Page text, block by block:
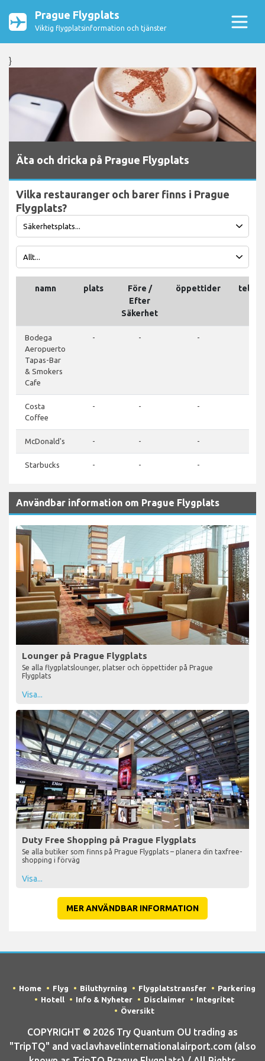
Prague Flygplats
Viktig flygplatsinformation och tjänster
}
Äta och dricka på Prague Flygplats
Vilka restauranger och barer finns i Prague
Flygplats?
namn plats
Före /
Efter
Säkerhet
öppettider
Bodega
Aeropuerto
Tapas-Bar
& Smokers
Cafe
- - -
Costa
Coffee
- - -
McDonald's - - -
Starbucks - - -
Användbar information om Prague Flygplats
Lounger på Prague Flygplats
Se alla flygplatslounger, platser och öppettider på Prague
Flygplats
Visa...
Duty Free Shopping på Prague Flygplats
Se alla butiker som finns på Prague Flygplats – planera din taxfree-
shopping i förväg
Visa...
MER ANVÄNDBAR INFORMATION
Home Flyg Biluthyrning Flygplatstransfer
Parkering
Hotell
Info & Nyheter Disclaimer
Integritet
Översikt
COPYRIGHT © 2026 Try Quantum OU trading as
"TripTQ" and vaclavhavelinternationalairport.com (also